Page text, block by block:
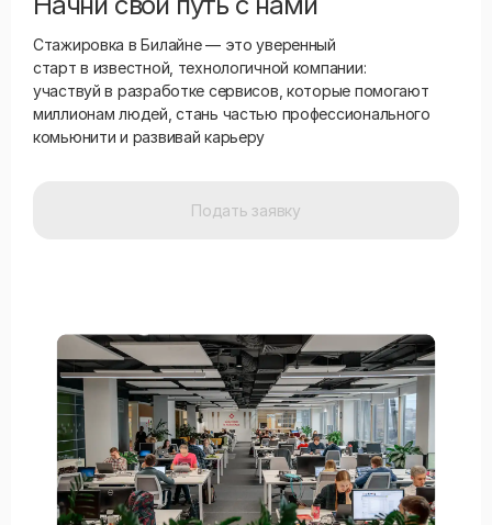
Стажировка в Билайне — это уверенный
старт в известной, технологичной компании:
участвуй в разработке сервисов, которые помогают
миллионам людей, стань частью профессионального
комьюнити и развивай карьеру
Подать заявку